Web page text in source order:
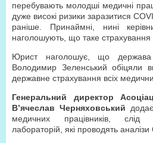
перебувають молодші медичні
дуже високі ризики заразитися
раніше. Принаймні, нині
наголошують, що таке страхування
Юрист наголошує, що держава
Володимир Зеленський обіцяли
державне страхування всіх
Генеральний директор
В’ячеслав Черняховський
медичних працівників, слід
лабораторій, які проводять аналізи